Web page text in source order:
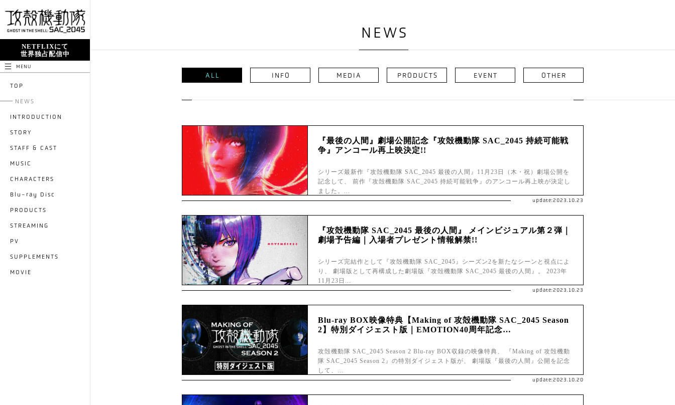
NETFLIXにて
世界独占配信中
MENU
TOP
NEWS
INTRODUCTION
STORY
STAFF & CAST
MUSIC
CHARACTERS
Blu-ray Disc
PRODUCTS
STREAMING
PV
SUPPLEMENTS
MOVIE
NEWS
ALL INFO MEDIA PRODUCTS EVENT OTHER
『最後の人間』劇場公開記念『攻殻機動隊 SAC_2045 持続可能戦
争』アンコール再上映決定!!
シリーズ最新作『攻殻機動隊 SAC_2045 最後の人間』11月23日（木・祝）劇場公開を
記念して、 前作『攻殻機動隊 SAC_2045 持続可能戦争』のアンコール再上映が決定し
ました。...
update:2023.10.23
『攻殻機動隊 SAC_2045 最後の人間』 メインビジュアル第２弾｜
劇場予告編｜入場者プレゼント情報解禁!!
シリーズ完結作として『攻殻機動隊 SAC_2045』シーズン2を新たなシーンと視点によ
り、 劇場版として再構成した劇場版『攻殻機動隊 SAC_2045 最後の人間』。 2023年
11月23日...
update:2023.10.23
Blu-ray BOX映像特典【Making of 攻殻機動隊 SAC_2045 Season
2】特別ダイジェスト版｜EMOTION40周年記念…
攻殻機動隊 SAC_2045 Season 2 Blu-ray BOX収録の映像特典、 『Making of 攻殻機動
隊 SAC_2045 Season 2』の特別ダイジェスト版が、 劇場版『最後の人間』公開を記念
して、...
update:2023.10.20